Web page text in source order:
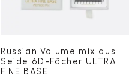
Russian Volume mix aus
Seide 6D-Fächer ULTRA
FINE BASE